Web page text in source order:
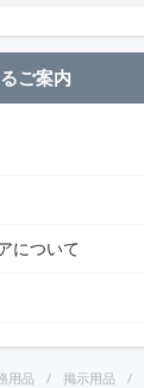
ご案内
について
用品 掲示用品